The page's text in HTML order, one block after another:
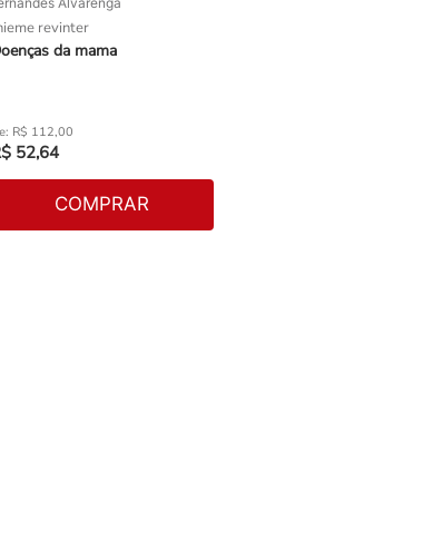
revinter
da mama
R$ 112,00
52,64
COMPRAR